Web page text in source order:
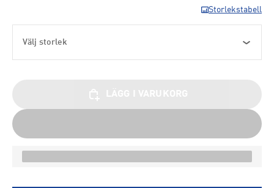
Storlekstabell
Välj storlek